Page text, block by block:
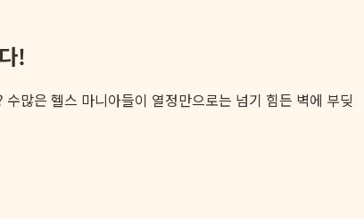
!
많은 헬스 마니아들이 열정만으로는 넘기 힘든 벽에 부딪